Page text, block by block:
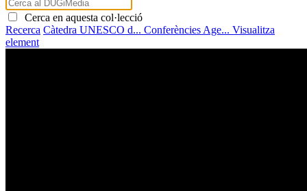
Cerca en aquesta col·lecció
Recerca Càtedra UNESCO d... Conferències Age... Visualitza
element